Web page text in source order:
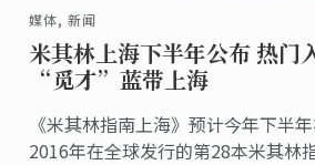
媒体, 新闻
米其林上海下半年公布 热门
“觅才”蓝带上海
《米其林指南上海》预计今年下半
2016年在全球发行的第28本米其林